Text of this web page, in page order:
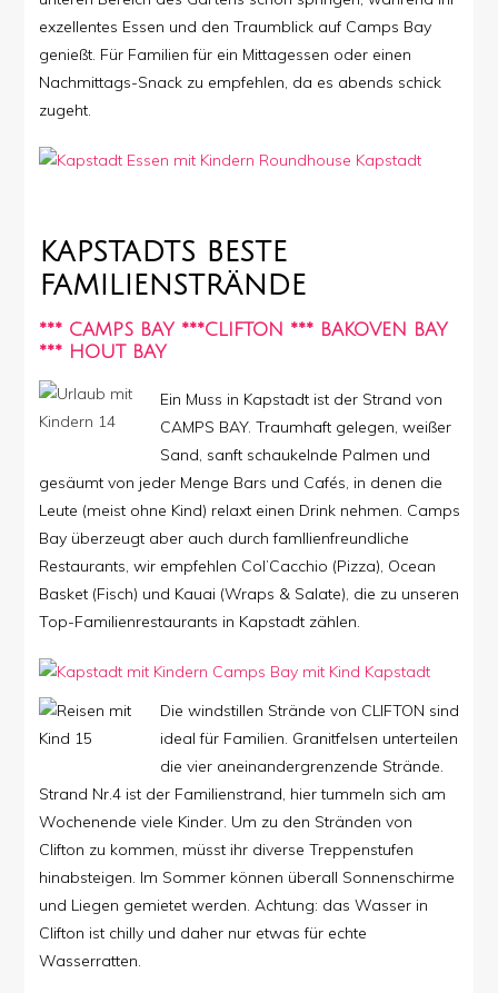
exzellentes Essen und den Traumblick auf Camps Bay
genießt. Für Familien für ein Mittagessen oder einen
Nachmittags-Snack zu empfehlen, da es abends schick
zugeht.
KAPSTADTS BESTE
FAMILIENSTRÄNDE
*** CAMPS BAY ***CLIFTON *** BAKOVEN BAY
*** HOUT BAY
Ein Muss in Kapstadt ist der Strand von
CAMPS BAY. Traumhaft gelegen, weißer
Sand, sanft schaukelnde Palmen und
gesäumt von jeder Menge Bars und Cafés, in denen die
Leute (meist ohne Kind) relaxt einen Drink nehmen. Camps
Bay überzeugt aber auch durch famllienfreundliche
Restaurants, wir empfehlen Col’Cacchio (Pizza), Ocean
Basket (Fisch) und Kauai (Wraps & Salate), die zu unseren
Top-Familienrestaurants in Kapstadt zählen.
Die windstillen Strände von CLIFTON sind
ideal für Familien. Granitfelsen unterteilen
die vier aneinandergrenzende Strände.
Strand Nr.4 ist der Familienstrand, hier tummeln sich am
Wochenende viele Kinder. Um zu den Stränden von
Clifton zu kommen, müsst ihr diverse Treppenstufen
hinabsteigen. Im Sommer können überall Sonnenschirme
und Liegen gemietet werden. Achtung: das Wasser in
Clifton ist chilly und daher nur etwas für echte
Wasserratten.